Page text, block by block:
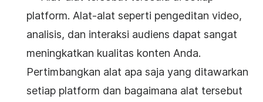
platform. Alat-alat seperti pengeditan video,
analisis, dan interaksi audiens dapat sangat
meningkatkan kualitas konten Anda.
Pertimbangkan alat apa saja yang ditawarkan
setiap platform dan bagaimana alat tersebut